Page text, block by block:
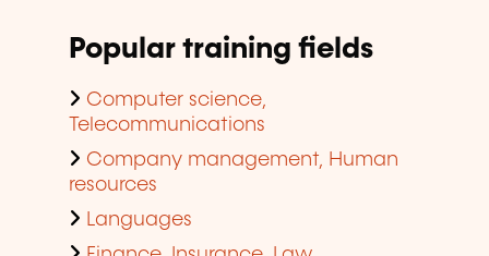
Popular training fields
Computer science,
Telecommunications
Company management, Human
resources
Languages